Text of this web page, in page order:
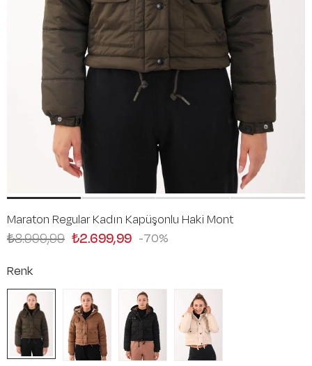
Maraton Regular Kadın Kapüşonlu Haki Mont
70
₺8.999,99 ₺2.699,99
Renk